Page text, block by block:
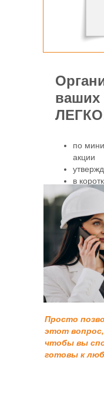
по
акции
в
ваших
Просто
этот вопрос,
чтобы вы
готовы к